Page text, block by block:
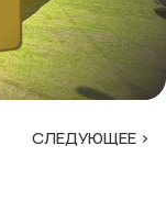
СЛЕДУЮЩЕЕ ›